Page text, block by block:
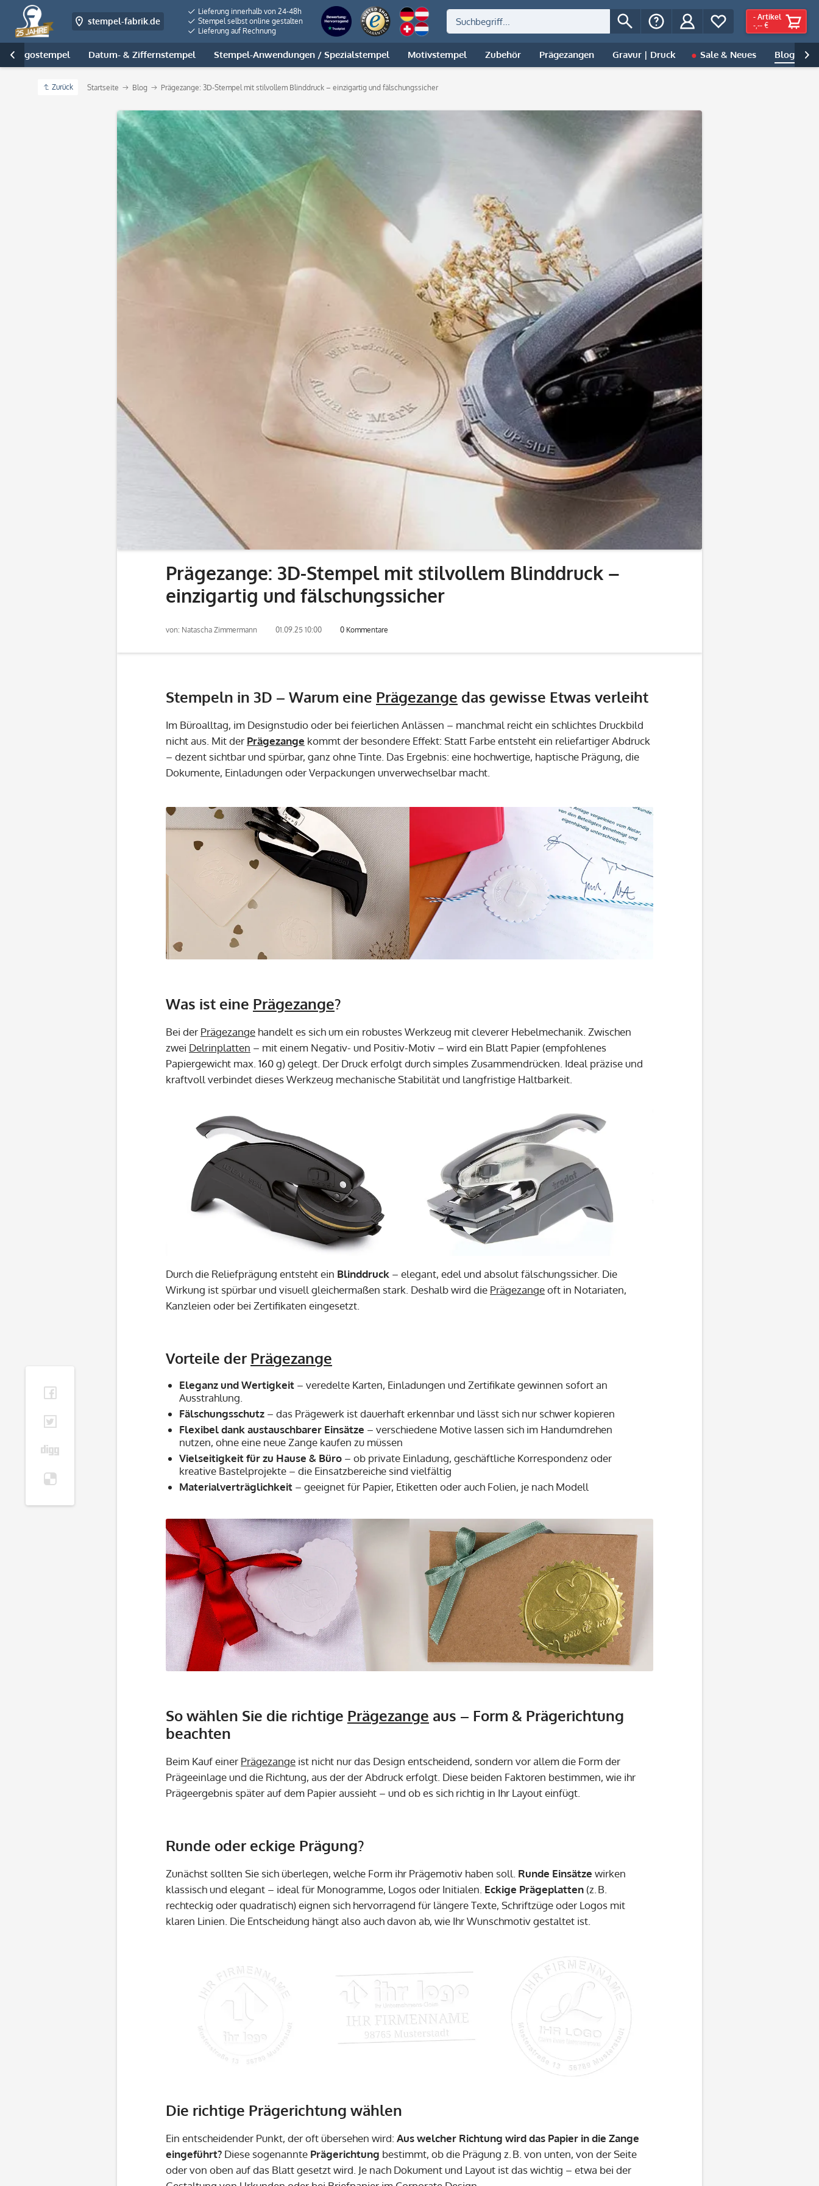
stempel-fabrik.de
Lieferung innerhalb von 24-48h
Stempel selbst online gestalten
Lieferung auf Rechnung
- Artikel
-,-- €
& Logostempel Datum- & Ziffernstempel Stempel-Anwendungen / Spezialstempel Motivstempel Zubehör Prägezangen Gravur | Druck Sale & Neues Blog
 
Zurück Startseite Blog Prägezange: 3D-Stempel mit stilvollem Blinddruck – einzigartig und fälschungssicher
Prägezange: 3D-Stempel mit stilvollem Blinddruck –
einzigartig und fälschungssicher
von: Natascha Zimmermann 01.09.25 10:00 0 Kommentare
Stempeln in 3D – Warum eine Prägezange das gewisse Etwas verleiht
Im Büroalltag, im Designstudio oder bei feierlichen Anlässen – manchmal reicht ein schlichtes Druckbild
nicht aus. Mit der Prägezange kommt der besondere Effekt: Statt Farbe entsteht ein reliefartiger Abdruck
– dezent sichtbar und spürbar, ganz ohne Tinte. Das Ergebnis: eine hochwertige, haptische Prägung, die
Dokumente, Einladungen oder Verpackungen unverwechselbar macht.
Was ist eine Prägezange?
Bei der Prägezange handelt es sich um ein robustes Werkzeug mit cleverer Hebelmechanik. Zwischen
zwei Delrinplatten – mit einem Negativ- und Positiv-Motiv – wird ein Blatt Papier (empfohlenes
Papiergewicht max. 160 g) gelegt. Der Druck erfolgt durch simples Zusammendrücken. Ideal präzise und
kraftvoll verbindet dieses Werkzeug mechanische Stabilität und langfristige Haltbarkeit.
Durch die Reliefprägung entsteht ein Blinddruck – elegant, edel und absolut fälschungssicher. Die
Wirkung ist spürbar und visuell gleichermaßen stark. Deshalb wird die Prägezangeoft in Notariaten,
Kanzleien oder bei Zertifikaten eingesetzt.
Vorteile der Prägezange
Eleganz und Wertigkeit – veredelte Karten, Einladungen und Zertifikate gewinnen sofort an
Ausstrahlung.
Fälschungsschutz – das Prägewerk ist dauerhaft erkennbar und lässt sich nur schwer kopieren
Flexibel dank austauschbarer Einsätze – verschiedene Motive lassen sich im Handumdrehen
nutzen, ohne eine neue Zange kaufen zu müssen
Vielseitigkeit für zu Hause & Büro – ob private Einladung, geschäftliche Korrespondenz oder
kreative Bastelprojekte – die Einsatzbereiche sind vielfältig
Materialverträglichkeit – geeignet für Papier, Etiketten oder auch Folien, je nach Modell
So wählen Sie die richtige Prägezange aus – Form & Prägerichtung
beachten
Beim Kauf einer Prägezange ist nicht nur das Design entscheidend, sondern vor allem die Form der
Prägeeinlage und die Richtung, aus der der Abdruck erfolgt. Diese beiden Faktoren bestimmen, wie ihr
Prägeergebnis später auf dem Papier aussieht – und ob es sich richtig in Ihr Layout einfügt.
Runde oder eckige Prägung?
Zunächst sollten Sie sich überlegen, welche Form ihr Prägemotiv haben soll. Runde Einsätze wirken
klassisch und elegant – ideal für Monogramme, Logos oder Initialen. Eckige Prägeplatten (z. B.
rechteckig oder quadratisch) eignen sich hervorragend für längere Texte, Schriftzüge oder Logos mit
klaren Linien. Die Entscheidung hängt also auch davon ab, wie Ihr Wunschmotiv gestaltet ist.
Die richtige Prägerichtung wählen
Ein entscheidender Punkt, der oft übersehen wird: Aus welcher Richtung wird das Papier in die Zange
eingeführt? Diese sogenannte Prägerichtung bestimmt, ob die Prägung z. B. von unten, von der Seite
oder von oben auf das Blatt gesetzt wird. Je nach Dokument und Layout ist das wichtig – etwa bei der